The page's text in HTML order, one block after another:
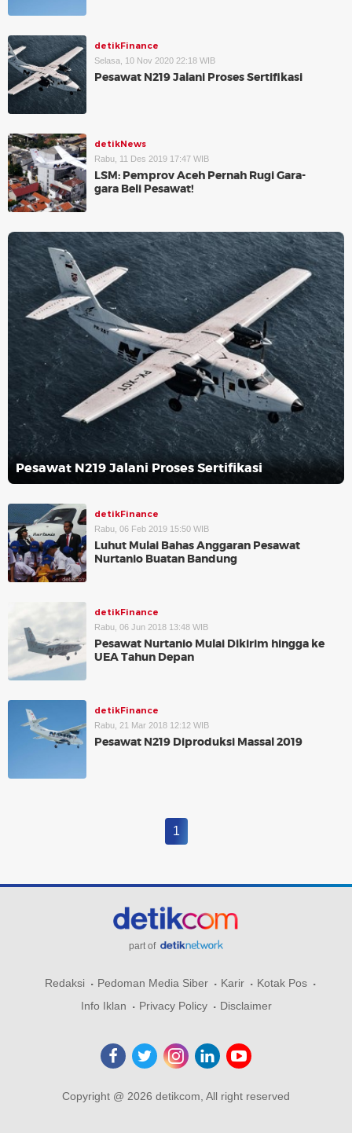
detikFinance
Selasa, 10 Nov 2020 22:18 WIB
Pesawat N219 Jalani Proses Sertifikasi
detikNews
Rabu, 11 Des 2019 17:47 WIB
LSM: Pemprov Aceh Pernah Rugi Gara-
gara Beli Pesawat!
Pesawat N219 Jalani Proses Sertifikasi
detikFinance
Rabu, 06 Feb 2019 15:50 WIB
Luhut Mulai Bahas Anggaran Pesawat
Nurtanio Buatan Bandung
detikFinance
Rabu, 06 Jun 2018 13:48 WIB
Pesawat Nurtanio Mulai Dikirim hingga ke
UEA Tahun Depan
detikFinance
Rabu, 21 Mar 2018 12:12 WIB
Pesawat N219 Diproduksi Massal 2019
1
part of
Redaksi Pedoman Media Siber Karir
Kotak Pos
Info Iklan
Privacy Policy Disclaimer
Copyright @ 2026 detikcom, All right reserved